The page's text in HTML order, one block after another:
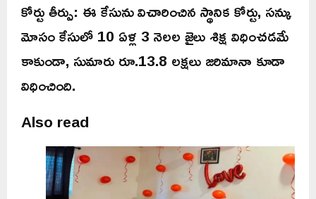
కోర్టు తీర్పు: ఈ కేసును విచారించిన స్థానిక కోర్టు, సన్కు
మోసం కేసులో 10 ఏళ్ల 3 నెలల జైలు శిక్ష విధించడమే
కాకుండా, సుమారు రూ.13.8 లక్షలు జరిమానా కూడా
విధించింది.
Also read